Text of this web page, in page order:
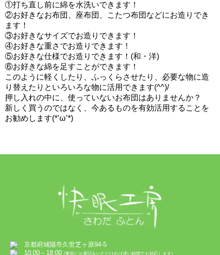
①打ち直し前に綿を水洗いできます！
②お好きなお布団、座布団、こたつ布団などにお造りでき
ます！
③お好きなサイズでお造りできます！
④お好きな重さでお造りできます！
⑤お好きな仕様でお造りできます！(和・洋)
⑥お好きな綿を足すことができます！
このように軽くしたり、ふっくらさせたり、必要な物に造
り替えたりといろいろな物に活用できます(^^)/
押し入れの中に、使っていないお布団はありませんか？
新しく買うのではなく、今あるものを有効活用することを
お勧めします(*’ω’*)
京都府城陽市久世芝ヶ原94-5
10:00～18:00 (事前にお電話をいただければ遅い時間でも対応します）